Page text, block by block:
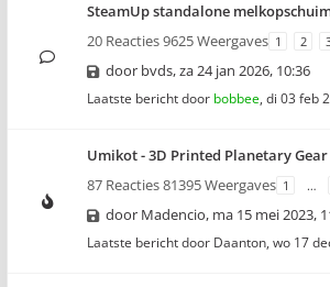
SteamUp standalone
20 Reacties 9625 Weergaves 1 2
door bvds,za 24 jan 2026, 10:36
Laatste bericht door bobbee, di 03 feb
Umikot - 3D Printed Planetary
87 Reacties 81395 Weergaves 1 …
door Madencio, ma 15 mei 2023,
Laatste bericht door Daanton, wo 17